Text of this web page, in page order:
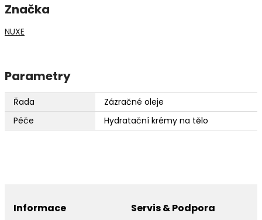
Značka
NUXE
Parametry
Řada
Zázračné oleje
Péče
Hydratační krémy na tělo
Informace Servis & Podpora